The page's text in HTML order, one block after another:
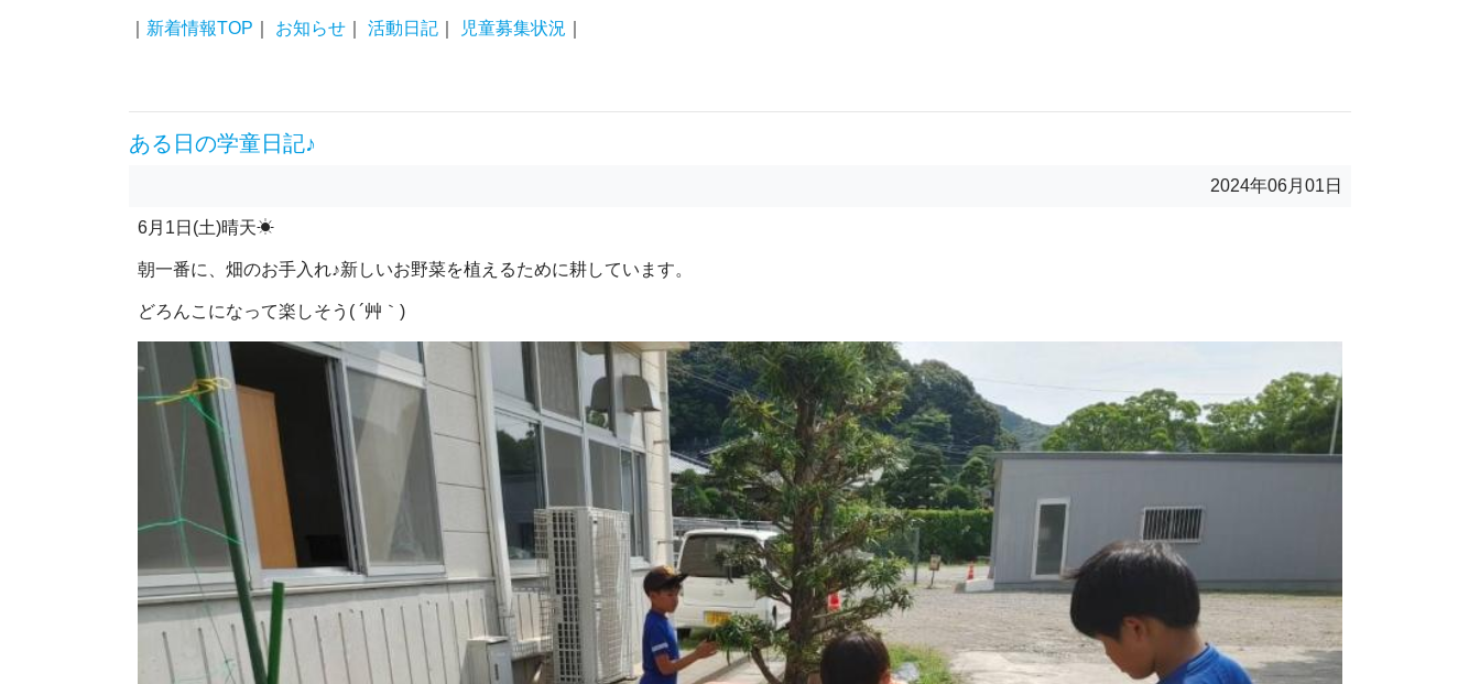
新着情報TOP お知らせ 活動日記 児童募集状況
ある日の学童日記♪
2024年06月01日
6月1日(土)晴天☀
朝一番に、畑のお手入れ♪新しいお野菜を植えるために耕しています。
どろんこになって楽しそう( ´艸｀)